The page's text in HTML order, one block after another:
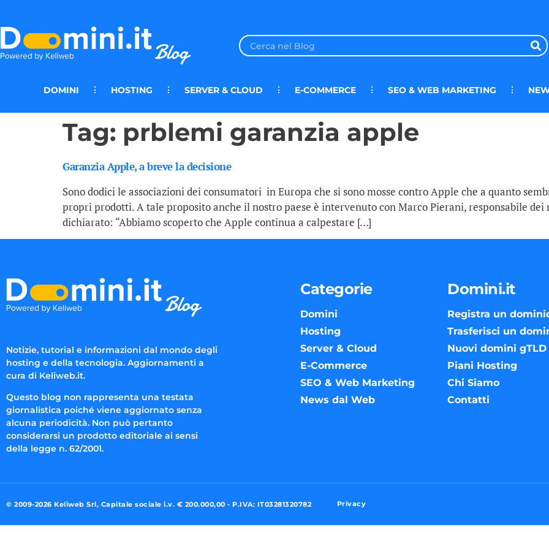
DOMINI HOSTING SERVER & CLOUD E-COMMERCE SEO & WEB MARKETING
Tag: prblemi garanzia apple
Garanzia Apple, a breve la decisione
Sono dodici le associazioni dei consumatori in Europa che si sono mosse contro Apple che a quanto
propri prodotti. A tale proposito anche il nostro paese è intervenuto con Marco Pierani, responsabile
dichiarato: “Abbiamo scoperto che Apple continua a calpestare […]
Notizie, tutorial e informazioni dal mondo degli
hosting e della tecnologia. Aggiornamenti a
cura di Keliweb.it.
Questo blog non rappresenta una testata
giornalistica poiché viene aggiornato senza
alcuna periodicità. Non può pertanto
considerarsi un prodotto editoriale ai sensi
della legge n. 62/2001.
Categorie
Domini
Hosting
Server & Cloud
E-Commerce
SEO & Web Marketing
News dal Web
Domini.it
Registra un
Trasferisci un
Nuovi domini gTLD
Piani Hosting
Chi Siamo
Contatti
© 2009-2026 Keliweb Srl, Capitale sociale i.v. € 200.000,00 - P.IVA: IT03281320782 Privacy